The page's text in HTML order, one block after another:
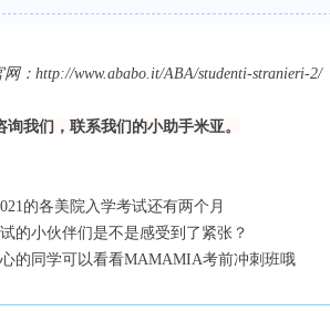
：http://www.ababo.it/ABA/studenti-stranieri-2/
询我们，联系我们的小助手米亚。
的各美院入学考试还有两个月
的小伙伴们是不是感受到了紧张？
的同学可以看看MAMAMIA考前冲刺班哦